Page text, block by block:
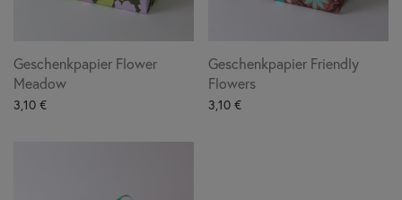
Geschenkpapier Flower
Meadow
3,10 €
Geschenkpapier Friendly
Flowers
3,10 €